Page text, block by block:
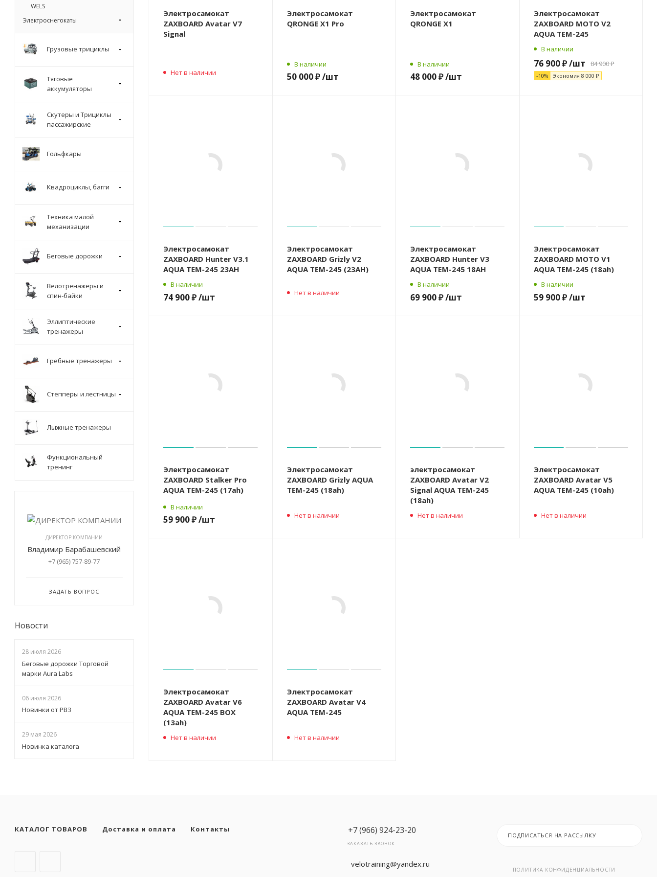
WELS
Электроснегокаты
Грузовые трициклы
Тяговые
аккумуляторы
Скутеры и Трициклы
пассажирские
Гольфкары
Квадроциклы, багги
Техника малой
механизации
Беговые дорожки
Велотренажеры и
спин-байки
Эллиптические
тренажеры
Гребные тренажеры
Степперы и лестницы
Лыжные тренажеры
Функциональный
тренинг
ДИРЕКТОР КОМПАНИИ
Владимир Барабашевский
+7 (965) 757-89-77
ЗАДАТЬ ВОПРОС
Новости
28 июля 2026
Беговые дорожки Торговой
марки Aura Labs
06 июля 2026
Новинки от РВЗ
29 мая 2026
Новинка каталога
Электросамокат
ZAXBOARD Avatar V7
Signal
Нет в наличии
Электросамокат
QRONGE X1 Pro
В наличии
50 000 ₽/шт
Электросамокат
QRONGE X1
В наличии
48 000 ₽/шт
Электросамокат
ZAXBOARD MOTO V2
AQUA TEM-245
В наличии
76 900 ₽/шт 84 900 ₽
-10% Экономия 8 000 ₽
Электросамокат
ZAXBOARD Hunter V3.1
AQUA TEM-245 23AH
В наличии
74 900 ₽/шт
Электросамокат
ZAXBOARD Grizly V2
AQUA TEM-245 (23AH)
Нет в наличии
Электросамокат
ZAXBOARD Hunter V3
AQUA TEM-245 18AH
В наличии
69 900 ₽/шт
Электросамокат
ZAXBOARD MOTO V1
AQUA TEM-245 (18ah)
В наличии
59 900 ₽/шт
Электросамокат
ZAXBOARD Stalker Pro
AQUA TEM-245 (17ah)
В наличии
59 900 ₽/шт
Электросамокат
ZAXBOARD Grizly AQUA
TEM-245 (18ah)
Нет в наличии
электросамокат
ZAXBOARD Avatar V2
Signal AQUA TEM-245
(18ah)
Нет в наличии
Электросамокат
ZAXBOARD Avatar V5
AQUA TEM-245 (10ah)
Нет в наличии
Электросамокат
ZAXBOARD Avatar V6
AQUA TEM-245 BOX
(13ah)
Нет в наличии
Электросамокат
ZAXBOARD Avatar V4
AQUA TEM-245
Нет в наличии
КАТАЛОГ ТОВАРОВ Доставка и оплата Контакты +7 (966) 924-23-20
ЗАКАЗАТЬ ЗВОНОК
velotraining@yandex.ru
ПОДПИСАТЬСЯ НА РАССЫЛКУ
ПОЛИТИКА КОНФИДЕНЦИАЛЬНОСТИ